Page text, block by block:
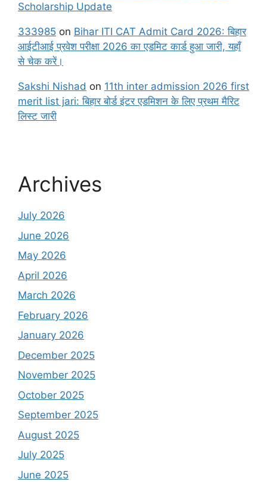
Scholarship Update
333985 on Bihar ITI CAT Admit Card 2026: बिहार
आईटीआई प्रवेश परीक्षा 2026 का एडमिट कार्ड हुआ जारी, यहाँ
से चेक करें।
Sakshi Nishad on 11th inter admission 2026 first
merit list jari: बिहार बोर्ड इंटर एडमिशन के लिए प्रथम मैरिट
लिस्ट जारी
Archives
July 2026
June 2026
May 2026
April 2026
March 2026
February 2026
January 2026
December 2025
November 2025
October 2025
September 2025
August 2025
July 2025
June 2025